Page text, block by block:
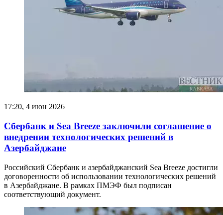
17:20, 4 июн 2026
Сбербанк и Sea Breeze заключили соглашение о
внедрении технологических решений в
Азербайджане
Российский Сбербанк и азербайджанский Sea Breeze достигли
договоренности об использовании технологических решений
в Азербайджане. В рамках ПМЭФ был подписан
соответствующий документ.